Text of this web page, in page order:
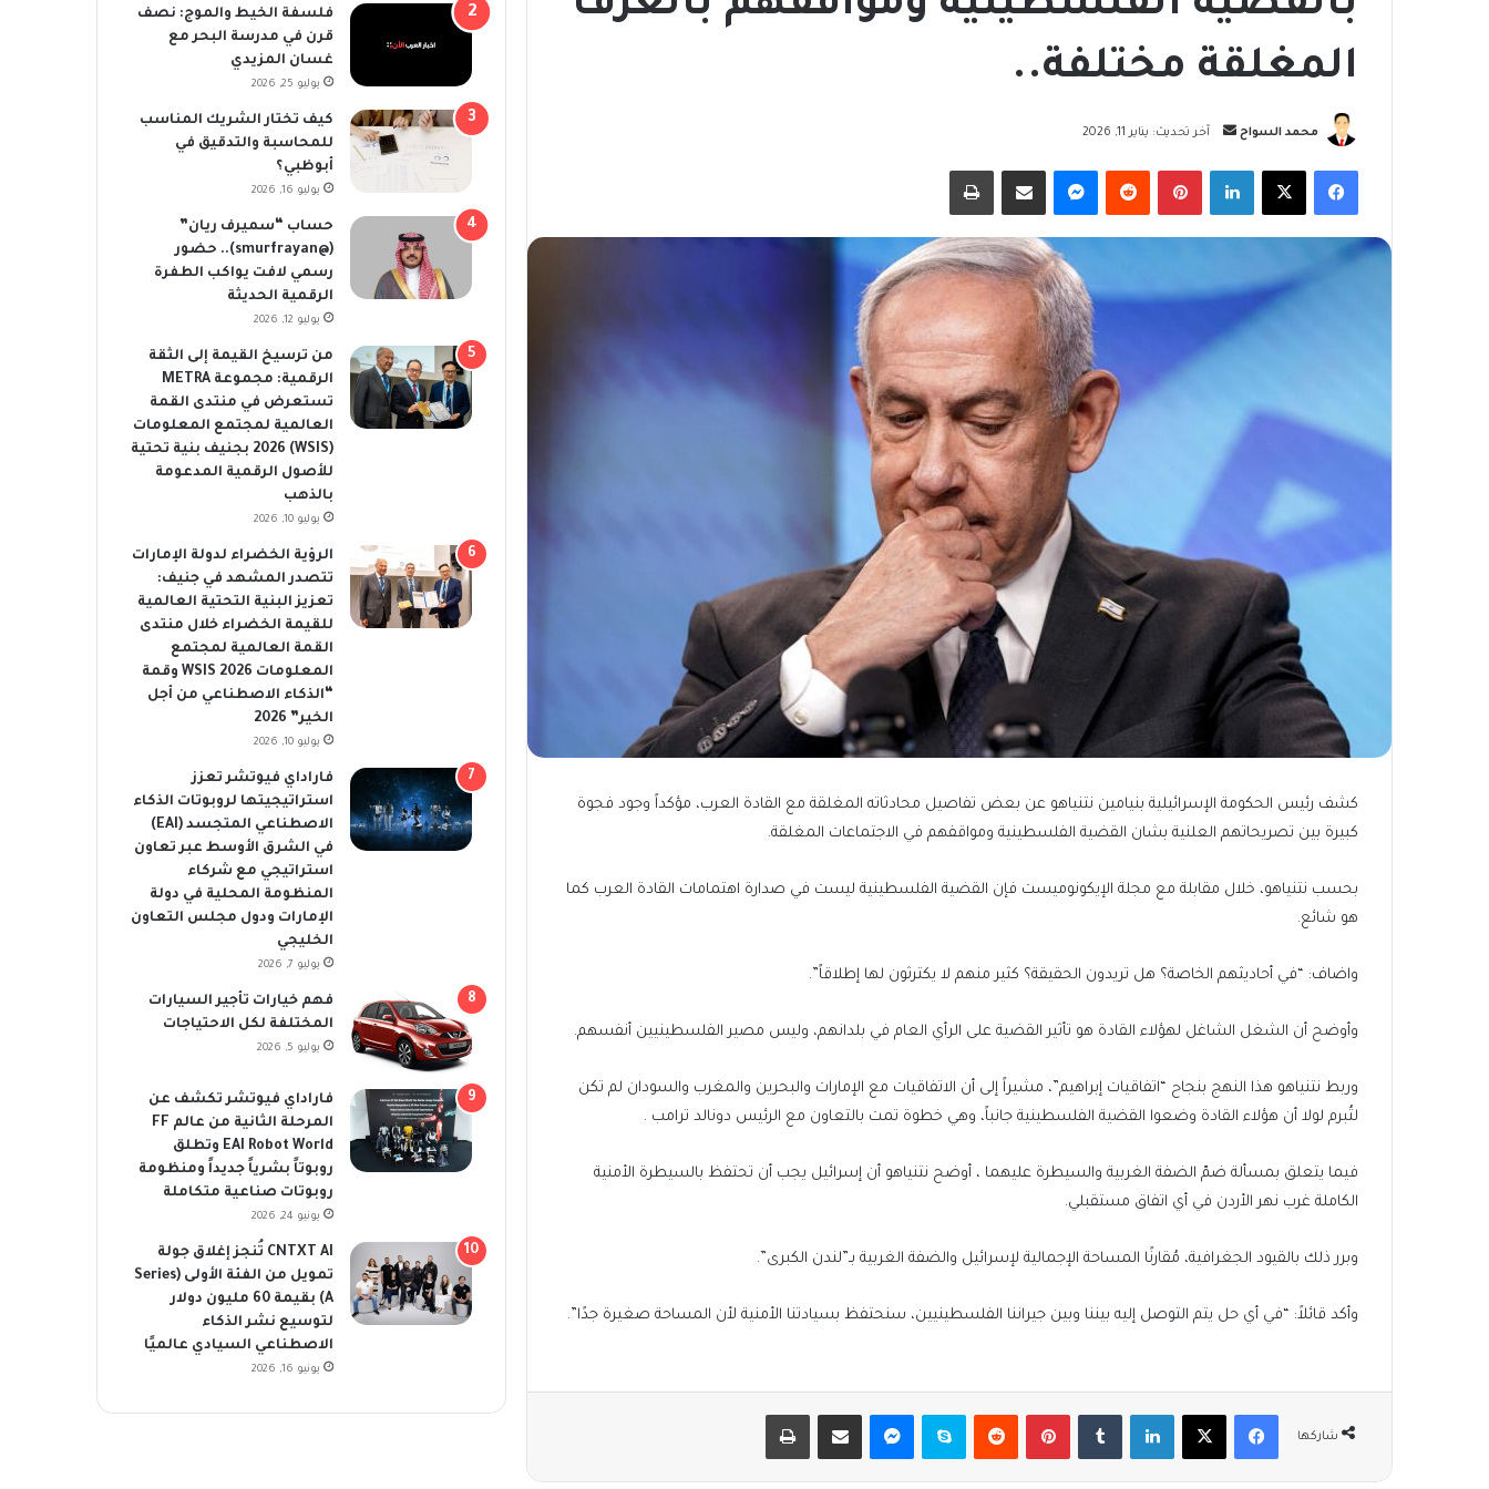
المغلقة مختلفة..
محمد السواح
أرسل
إلكترونيا
آخر تحديث: يناير 11, 2026
فيسبوك‫X لينكدإن بينتيريست ماسنجر مشاركة عبر البريد طباعة
كشف رئيس الحكومة الإسرائيلية بنيامين نتنياهو عن بعض تفاصيل محادثاته المغلقة مع القادة العرب، مؤكداً وجود فجوة
كبيرة بين تصريحاتهم العلنية بشان القضية الفلسطينية ومواقفهم في الاجتماعات المغلقة.
بحسب نتنياهو، خلال مقابلة مع مجلة الإيكونوميست فإن القضية الفلسطينية ليست في صدارة اهتمامات القادة العرب كما
هو شائع.
واضاف: “في أحاديثهم الخاصة؟ هل تريدون الحقيقة؟ كثير منهم لا يكترثون لها إطلاقاً”.
وأوضح أن الشغل الشاغل لهؤلاء القادة هو تأثير القضية على الرأي العام في بلدانهم، وليس مصير الفلسطينيين أنفسهم.
وربط نتنياهو هذا النهج بنجاح “اتفاقيات إبراهيم”، مشيراً إلى أن الاتفاقيات مع الإمارات والبحرين والمغرب والسودان لم تكن
لتُبرم لولا أن هؤلاء القادة وضعوا القضية الفلسطينية جانباً، وهي خطوة تمت بالتعاون مع الرئيس دونالد ترامب .
فيما يتعلق بمسألة ضمّ الضفة الغربية والسيطرة عليهما ، أوضح نتنياهو أن إسرائيل يجب أن تحتفظ بالسيطرة الأمنية
الكاملة غرب نهر الأردن في أي اتفاق مستقبلي.
وبرر ذلك بالقيود الجغرافية، مُقارنًا المساحة الإجمالية لإسرائيل والضفة الغربية بـ”لندن الكبرى”.
وأكد قائلاً: “في أي حل يتم التوصل إليه بيننا وبين جيراننا الفلسطينيين، سنحتفظ بسيادتنا الأمنية لأن المساحة صغيرة جدًا”.
شاركها
فيسبوك‫X لينكدإن بينتيريست سكايب ماسنجر مشاركة عبر البريد طباعة
فلسفة الخيط والموج: نصف
قرن في مدرسة البحر مع
غسان المزيدي
يوليو 25, 2026
كيف تختار الشريك المناسب
للمحاسبة والتدقيق في
أبوظبي؟
يوليو 16, 2026
حساب “سميرف ريان”
(@smurfrayan).. حضور
رسمي لافت يواكب الطفرة
الرقمية الحديثة
يوليو 12, 2026
من ترسيخ القيمة إلى الثقة
الرقمية: مجموعة METRA
تستعرض في منتدى القمة
العالمية لمجتمع المعلومات
(WSIS) 2026 بجنيف بنية تحتية
للأصول الرقمية المدعومة
بالذهب
يوليو 10, 2026
الرؤية الخضراء لدولة الإمارات
تتصدر المشهد في جنيف:
تعزيز البنية التحتية العالمية
للقيمة الخضراء خلال منتدى
القمة العالمية لمجتمع
المعلومات WSIS 2026 وقمة
“الذكاء الاصطناعي من أجل
الخير” 2026
يوليو 10, 2026
فاراداي فيوتشر تعزز
استراتيجيتها لروبوتات الذكاء
الاصطناعي المتجسد (EAI)
في الشرق الأوسط عبر تعاون
استراتيجي مع شركاء
المنظومة المحلية في دولة
الإمارات ودول مجلس التعاون
الخليجي
يوليو 7, 2026
فهم خيارات تأجير السيارات
المختلفة لكل الاحتياجات
يوليو 5, 2026
فاراداي فيوتشر تكشف عن
المرحلة الثانية من عالم FF
EAI Robot World وتطلق
روبوتاً بشرياً جديداً ومنظومة
روبوتات صناعية متكاملة
يونيو 24, 2026
CNTXT AI تُنجز إغلاق جولة
تمويل من الفئة الأولى (Series
A) بقيمة 60 مليون دولار
لتوسيع نشر الذكاء
الاصطناعي السيادي عالميًا
يونيو 16, 2026